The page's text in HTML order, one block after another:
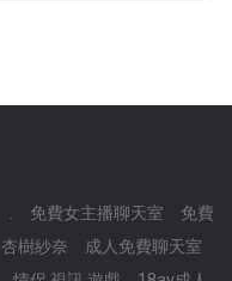
免費女主播聊天室
免費
杏樹紗奈
成人免費聊天室